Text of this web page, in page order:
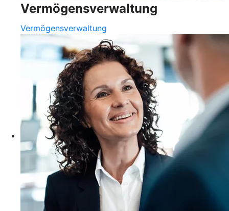
Vermögensverwaltung
Vermögensverwaltung